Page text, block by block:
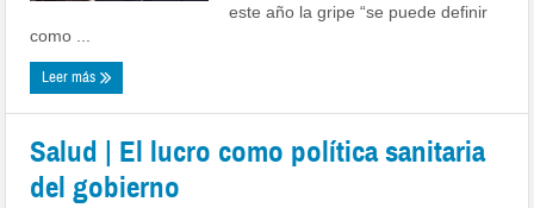
este año la gripe “se puede definir
como ...
Leer más
Salud | El lucro como política sanitaria
del gobierno